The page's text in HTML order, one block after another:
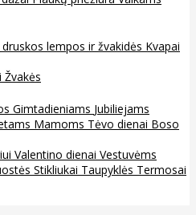
lempos ir žvakidės Kvapai
Žvakės
Gimtadieniams Jubiliejams
Mamoms Tėvo dienai Boso
Valentino dienai Vestuvėms
Stikliukai Taupyklės Termosai